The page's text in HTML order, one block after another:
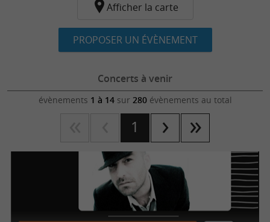
Afficher la carte
PROPOSER UN ÉVÈNEMENT
Concerts à venir
évènements 1 à 14sur 280évènements au total
1